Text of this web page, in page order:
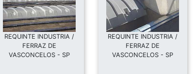
REQUINTE INDUSTRIA /
FERRAZ DE
VASCONCELOS - SP
REQUINTE INDUSTRIA /
FERRAZ DE
VASCONCELOS - SP